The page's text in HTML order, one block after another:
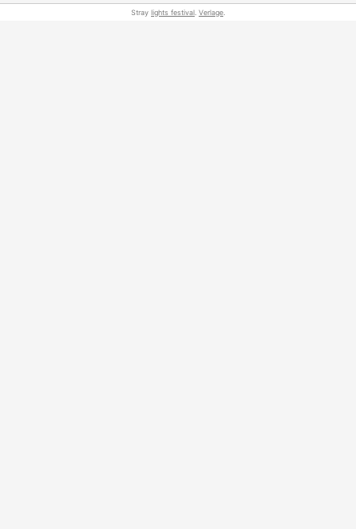
Stray lights festival. Verlage.